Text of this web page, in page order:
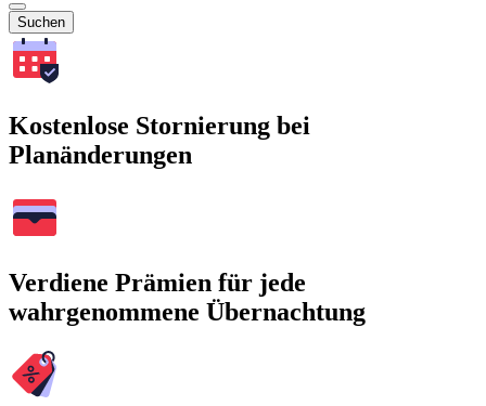
Suchen
Kostenlose Stornierung bei
Planänderungen
Verdiene Prämien für jede
wahrgenommene Übernachtung